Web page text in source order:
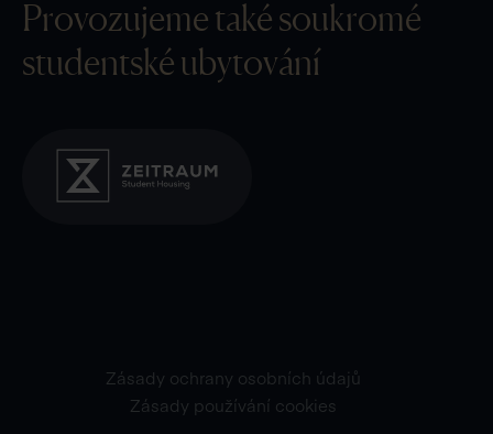
Provozujeme takésoukromé
studentské ubytování
Zásady ochrany osobních údajů
Zásady používání cookies